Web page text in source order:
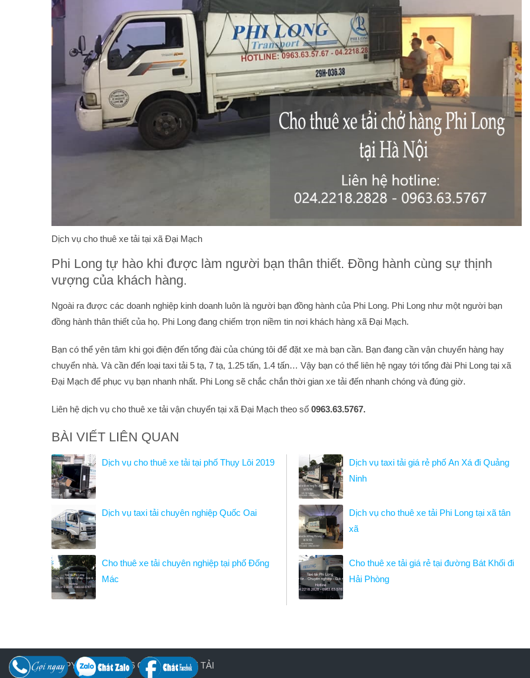
Dịch vụ cho thuê xe tải tại xã Đại Mạch
Phi Long tự hào khi được làm người bạn thân thiết. Đồng hành cùng sự thịnh
vượng của khách hàng.
Ngoài ra được các doanh nghiệp kinh doanh luôn là người bạn đồng hành của Phi Long. Phi Long như một người bạn
đồng hành thân thiết của họ. Phi Long đang chiếm trọn niềm tin nơi khách hàng xã Đại Mạch.
Bạn có thể yên tâm khi gọi điện đến tổng đài của chúng tôi để đặt xe mà bạn cần. Bạn đang cần vận chuyển hàng hay
chuyển nhà. Và cần đến loại taxi tải 5 tạ, 7 tạ, 1.25 tấn, 1.4 tấn… Vậy bạn có thể liên hệ ngay tới tổng đài Phi Long tại xã
Đại Mạch để phục vụ bạn nhanh nhất. Phi Long sẽ chắc chắn thời gian xe tải đến nhanh chóng và đúng giờ.
Liên hệ dịch vụ cho thuê xe tải vận chuyển tại xã Đại Mạch theo số 0963.63.5767.
BÀI VIẾT LIÊN QUAN
Dịch vụ cho thuê xe tải tại phố Thụy Lôi 2019
Dịch vụ taxi tải chuyên nghiệp Quốc Oai
Cho thuê xe tải chuyên nghiệp tại phố Đống
Mác
Dịch vụ taxi tải giá rẻ phố An Xá đi Quảng
Ninh
Dịch vụ cho thuê xe tải Phi Long tại xã tân
xã
Cho thuê xe tải giá rẻ tại đường Bát Khối đi
Hải Phòng
COPYRIGHT © 2026 CHO THUÊ XE TẢI